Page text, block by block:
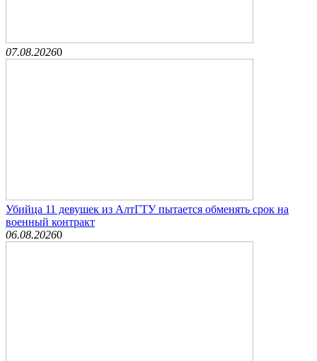
07.08.20260
Убийца 11 девушек из АлтГТУ пытается обменять срок на
военный контракт
06.08.20260